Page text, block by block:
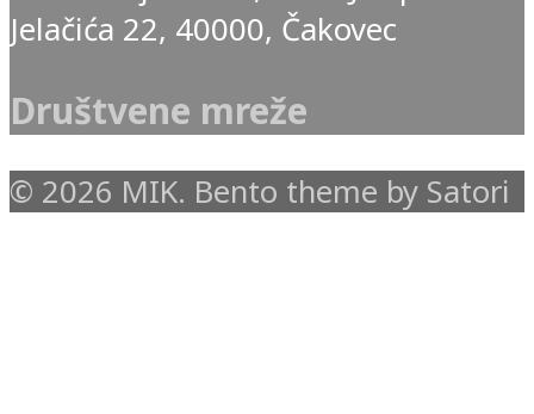
Jelačića 22, 40000, Čakovec
Društvene mreže
© 2026 MIK. Bento theme by Satori